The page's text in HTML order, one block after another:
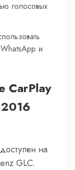
голосовых
и
CarPlay
на
GLC.